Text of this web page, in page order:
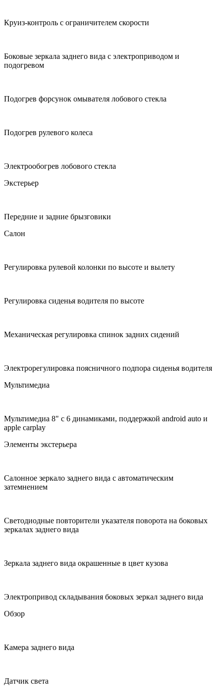
Круиз-контроль с ограничителем скорости
Боковые зеркала заднего вида с электроприводом и
подогревом
Подогрев форсунок омывателя лобового стекла
Подогрев рулевого колеса
Электрообогрев лобового стекла
Экстерьер
Передние и задние брызговики
Салон
Регулировка рулевой колонки по высоте и вылету
Регулировка сиденья водителя по высоте
Механическая регулировка спинок задних сидений
Электрорегулировка поясничного подпора сиденья водителя
Мультимедиа
Мультимедиа 8" с 6 динамиками, поддержкой android auto и
apple carplay
Элементы экстерьера
Салонное зеркало заднего вида с автоматическим
затемнением
Cветодиодные повторители указателя поворота на боковых
зеркалах заднего вида
Зеркала заднего вида окрашенные в цвет кузова
Электропривод складывания боковых зеркал заднего вида
Обзор
Камера заднего вида
Датчик света